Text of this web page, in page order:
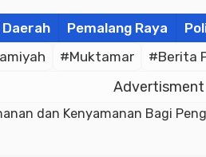
Pemalang Raya
#Muktamar #Berita
Advertisment
dan Kenyamanan Bagi